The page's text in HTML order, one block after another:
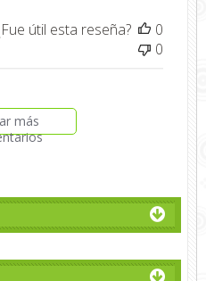
útil esta reseña?
0
0
más